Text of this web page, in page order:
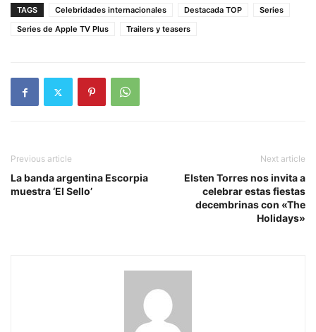
TAGS Celebridades internacionales Destacada TOP
Series
Series de Apple TV Plus
Trailers y teasers
Previous article
La banda argentina Escorpia
muestra ‘El Sello’
Next article
Elsten Torres nos invita a
celebrar estas fiestas
decembrinas con «The
Holidays»